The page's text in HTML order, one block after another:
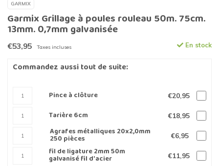
GARMIX
Garmix Grillage à poules rouleau 50m. 75cm.
13mm. 0,7mm galvanisée
€53,95 Taxes incluses En stock
Commandez aussi tout de suite:
Pince à clôture €20,95
Tarière 6cm €18,95
Agrafes métalliques 20x2,0mm
250 pièces €6,95
fil de ligature 2mm 50m
galvanisé fil d'acier €11,95